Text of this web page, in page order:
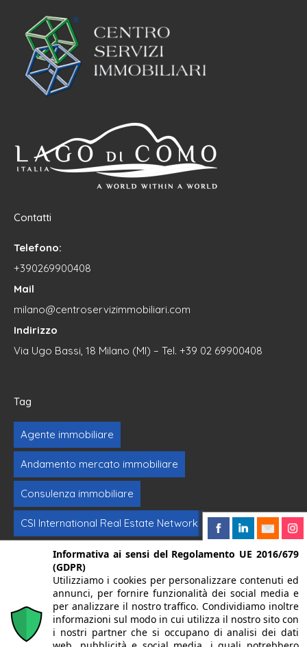
Contatti
Telefono:
+390269900408
Mail
milano@centroservizimmobiliari.com
Indirizzo
Via Ugo Bassi, 18 Milano (MI) – Tel. +39 02 69900408
Tag
Agente immobiliare
Andamento mercato immobiliare
Consulenza immobiliare
CSI International Real Estate Network
Formazione immobiliare Intermediazione
Investimenti immobiliari Vendere casa
© 2024. Centro Servizi Immobiliari srl | Mandello del Lario
Informativa ai sensi del Regolamento UE 2016/679
(GDPR)
Utilizziamo i cookies per personalizzare contenuti ed
annunci, per fornire funzionalità dei social media e
per analizzare il nostro traffico. Condividiamo inoltre
informazioni sul modo in cui utilizza il nostro sito con
i nostri partner che si occupano di analisi dei dati